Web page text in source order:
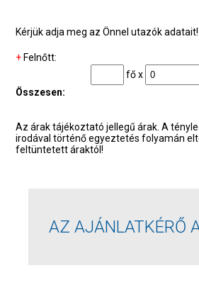
Kérjük adja meg az Önnel utazók adatait!
+ Felnőtt:
fő x
Összesen:
Az árak tájékoztató jellegű árak. A
irodával történő egyeztetés folyamán
feltüntetett áraktól!
AZ AJÁNLATKÉRŐ